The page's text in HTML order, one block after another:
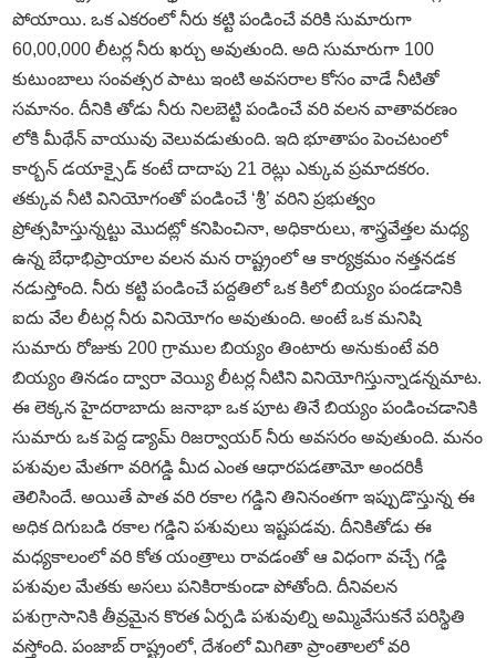
పోయాయి. ఒక ఎకరంలో నీరు కట్టి పండించే వరికి సుమారుగా
60,00,000 లీటర్ల నీరు ఖర్చు అవుతుంది. అది సుమారుగా 100
కుటుంబాలు సంవత్సర పాటు ఇంటి అవసరాల కోసం వాడే నీటితో
సమానం. దీనికి తోడు నీరు నిలబెట్టి పండించే వరి వలన వాతావరణం
లోకి మీథేన్‌ వాయువు వెలువడుతుంది. ఇది భూతాపం పెంచటంలో
కార్బన్‌ డయాక్సైడ్‌ కంటే దాదాపు 21 రెట్లు ఎక్కువ ప్రమాదకరం.
తక్కువ నీటి వినియోగంతో పండించే ‘శ్రీ’ వరిని ప్రభుత్వం
ప్రోత్సహిస్తున్నట్టు మొదట్లో కనిపించినా, అధికారులు, శాస్త్రవేత్తల మధ్య
ఉన్న బేధాభిప్రాయాల వలన మన రాష్ట్రంలో ఆ కార్యక్రమం నత్తనడక
నడుస్తోంది. నీరు కట్టి పండించే పద్దతిలో ఒక కిలో బియ్యం పండడానికి
ఐదు వేల లీటర్ల నీరు వినియోగం అవుతుంది. అంటే ఒక మనిషి
సుమారు రోజుకు 200 గ్రాముల బియ్యం తింటారు అనుకుంటే వరి
బియ్యం తినడం ద్వారా వెయ్యి లీటర్ల నీటిని వినియోగిస్తున్నాడన్నమాట.
ఈ లెక్కన హైదరాబాదు జనాభా ఒక పూట తినే బియ్యం పండించడానికి
సుమారు ఒక పెద్ద డ్యామ్‌ రిజర్వాయర్‌ నీరు అవసరం అవుతుంది. మనం
పశువుల మేతగా వరిగడ్డి మీద ఎంత ఆధారపడతామో అందరికీ
తెలిసిందే. అయితే పాత వరి రకాల గడ్డిని తినినంతగా ఇప్పుడొస్తున్న ఈ
అధిక దిగుబడి రకాల గడ్డిని పశువులు ఇష్టపడవు. దీనికితోడు ఈ
మధ్యకాలంలో వరి కోత యంత్రాలు రావడంతో ఆ విధంగా వచ్చే గడ్డి
పశువుల మేతకు అసలు పనికిరాకుండా పోతోంది. దీనివలన
పశుగ్రాసానికి తీవ్రమైన కొరత ఏర్పడి పశువుల్ని అమ్మివేసుకనే పరిస్థితి
వస్తోంది. పంజాబ్‌ రాష్ట్రంలో, దేశంలో మిగితా ప్రాంతాలలో వరి